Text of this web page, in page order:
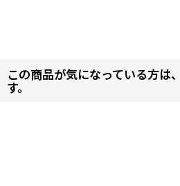
この商品が気になっている方は
す。